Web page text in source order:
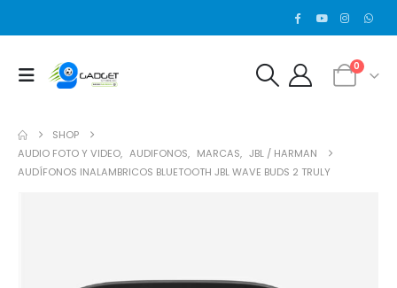
0
SHOP
AUDIO FOTO Y VIDEO, AUDIFONOS, MARCAS, JBL / HARMAN
AUDÍFONOS INALAMBRICOS BLUETOOTH JBL WAVE BUDS 2 TRULY